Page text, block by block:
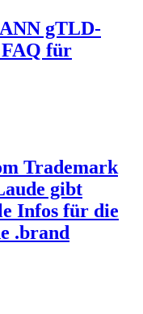
gTLD-
FAQ für
Trademark
gibt
Infos für die
.brand